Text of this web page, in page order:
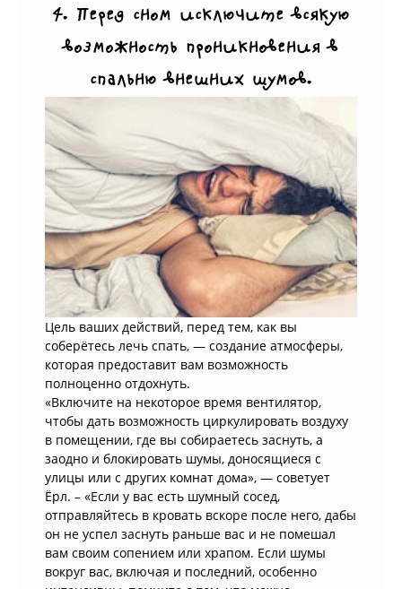
4. Перед сном исключите всякую
возможность проникновения в
спальню внешних шумов.
Цель ваших действий, перед тем, как вы
соберётесь лечь спать, — создание атмосферы,
которая предоставит вам возможность
полноценно отдохнуть.
«Включите на некоторое время вентилятор,
чтобы дать возможность циркулировать воздуху
в помещении, где вы собираетесь заснуть, а
заодно и блокировать шумы, доносящиеся с
улицы или с других комнат дома», — советует
Ёрл. – «Если у вас есть шумный сосед,
отправляйтесь в кровать вскоре после него, дабы
он не успел заснуть раньше вас и не помешал
вам своим сопением или храпом. Если шумы
вокруг вас, включая и последний, особенно